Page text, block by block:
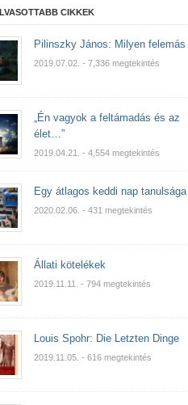
CIKKEK
Pilinszky János: Milyen felemás
2019.07.02. - 7,336 megtekintés
„Én vagyok a feltámadás és az
élet…”
2019.04.21. - 4,554 megtekintés
Egy átlagos keddi nap tanulsága
2020.02.06. - 431 megtekintés
Állati kötelékek
2019.11.11. - 794 megtekintés
Louis Spohr: Die Letzten Dinge
2019.11.05. - 616 megtekintés